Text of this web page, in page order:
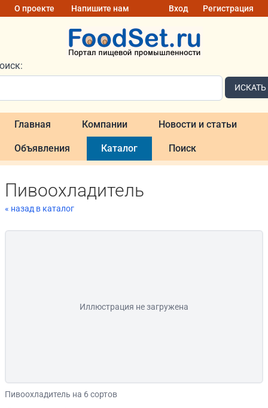
О проекте Напишите нам Вход Регистрация
ИСКАТЬ
Главная Компании Новости и статьи
Объявления Каталог Поиск
Пивоохладитель
« назад в каталог
Иллюстрация не загружена
Пивоохладитель на 6 сортов